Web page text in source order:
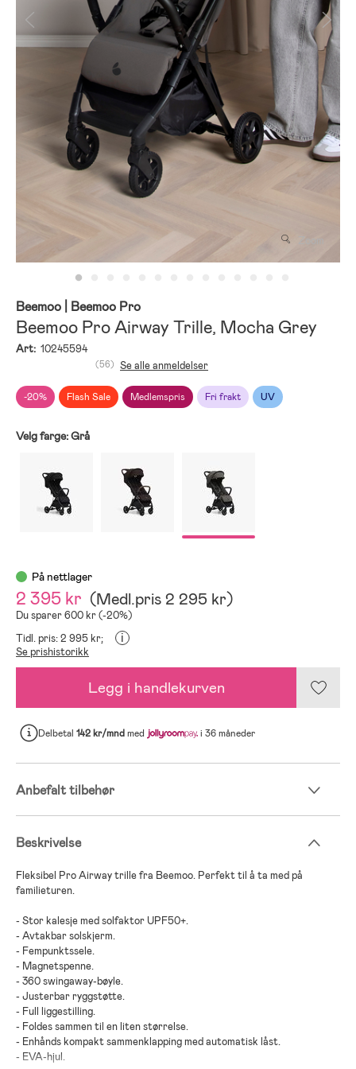
Beemoo | Beemoo Pro
Beemoo Pro Airway Trille, Mocha Grey
Art: 10245594
-20% Flash Sale Medlemspris Fri frakt UV
(56) Se alle anmeldelser
Velg farge:Grå
På nettlager
2 395 kr (Medl.pris2 295 kr)
Du sparer 600 kr (-20%)
Tidl. pris: 2 995 kr;
i
Se prishistorikk
Legg i handlekurven
Delbetal 142 kr/mndmed i 36 måneder
Anbefalt tilbehør
Beskrivelse
Fleksibel Pro Airway trille fra Beemoo. Perfekt til å ta med på
familieturen.
- Stor kalesje med solfaktor UPF50+.
- Avtakbar solskjerm.
- Fempunktssele.
- Magnetspenne.
- 360 swingaway-bøyle.
- Justerbar ryggstøtte.
- Full liggestilling.
- Foldes sammen til en liten størrelse.
- Enhånds kompakt sammenklapping med automatisk låst.
- EVA-hjul.